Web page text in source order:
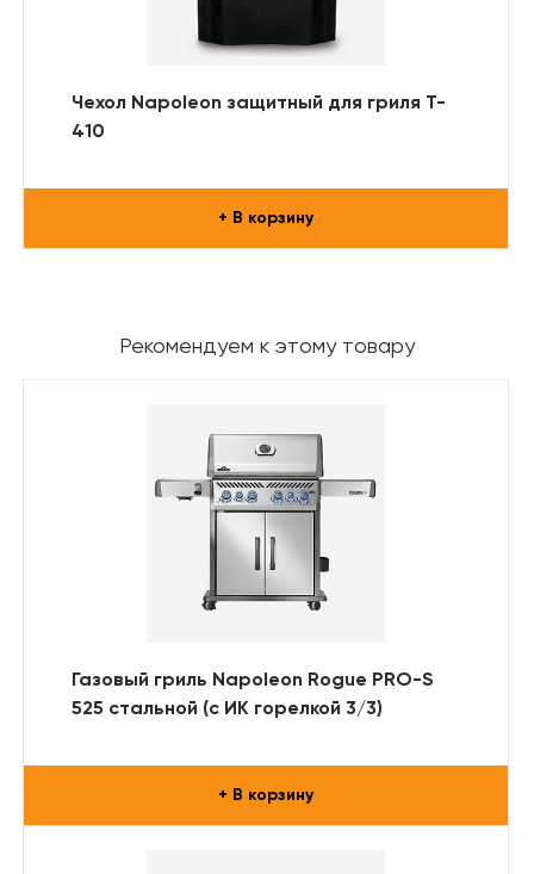
Чехол Napoleon защитный для гриля T-
410
+ В корзину
Рекомендуем к этому товару
Газовый гриль Napoleon Rogue PRO-S
525 стальной (с ИК горелкой 3/3)
+ В корзину